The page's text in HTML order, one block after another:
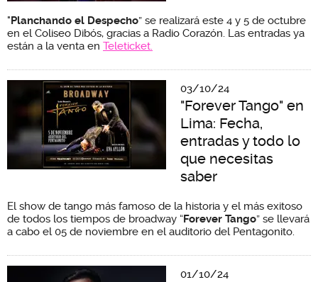
"Planchando el Despecho” se realizará este 4 y 5 de octubre
en el Coliseo Dibós, gracias a Radio Corazón. Las entradas ya
están a la venta en Teleticket.
03/10/24
"Forever Tango" en
Lima: Fecha,
entradas y todo lo
que necesitas
saber
El show de tango más famoso de la historia y el más exitoso
de todos los tiempos de broadway “Forever Tango” se llevará
a cabo el 05 de noviembre en el auditorio del Pentagonito.
01/10/24